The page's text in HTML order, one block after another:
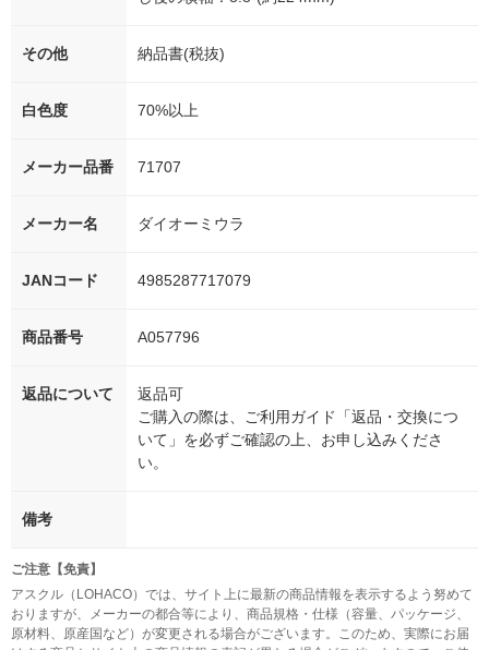
その他 納品書(税抜)
白色度 70%以上
メーカー品番 71707
メーカー名 ダイオーミウラ
JANコード 4985287717079
商品番号 A057796
返品について
返品可
ご購入の際は、ご利用ガイド「返品・交換につ
いて」を必ずご確認の上、お申し込みくださ
い。
備考
ご注意【免責】
アスクル（LOHACO）では、サイト上に最新の商品情報を表示するよう努めて
おりますが、メーカーの都合等により、商品規格・仕様（容量、パッケージ、
原材料、原産国など）が変更される場合がございます。このため、実際にお届